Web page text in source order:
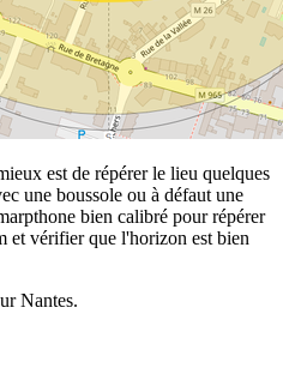
est de répérer le lieu quelques
une boussole ou à défaut une
bien calibré pour répérer
et vérifier que l'horizon est bien
Nantes.